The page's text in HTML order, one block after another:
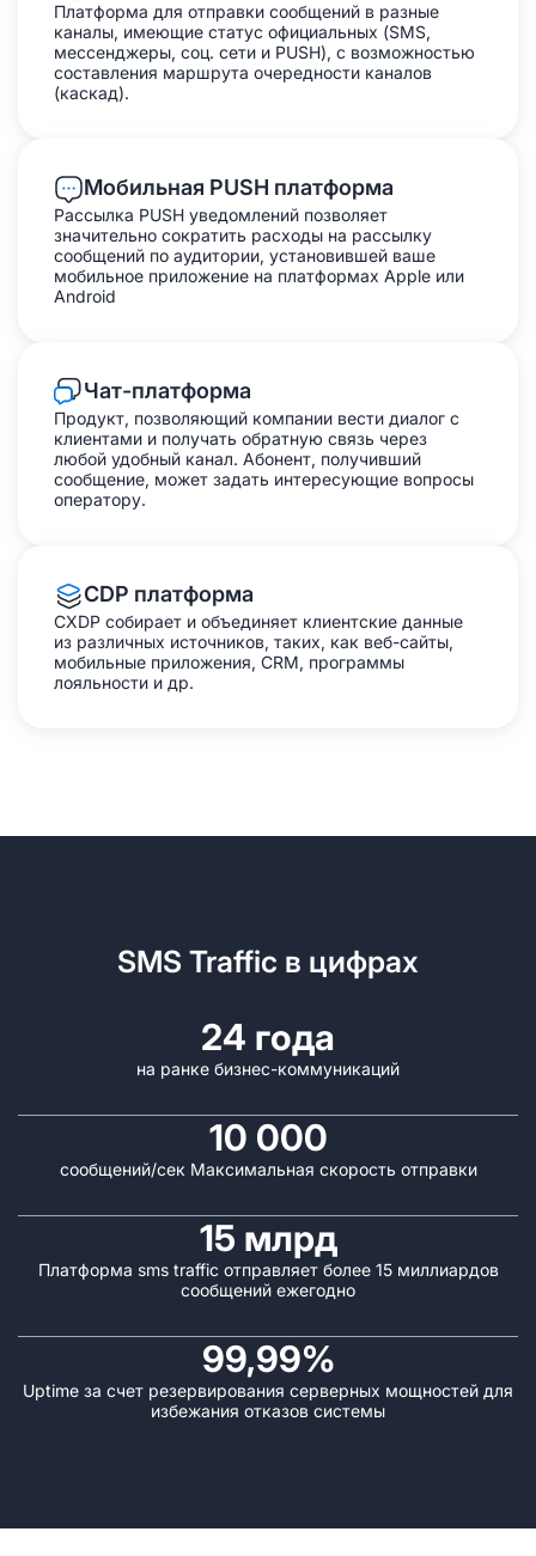
Платформа для отправки сообщений в разные
каналы, имеющие статус официальных (SMS,
мессенджеры, соц. сети и PUSH), с возможностью
составления маршрута очередности каналов
(каскад).
Мобильная PUSH платформа
Рассылка PUSH уведомлений позволяет
значительно сократить расходы на рассылку
сообщений по аудитории, установившей ваше
мобильное приложение на платформах Apple или
Android
Чат-платформа
Продукт, позволяющий компании вести диалог с
клиентами и получать обратную связь через
любой удобный канал. Абонент, получивший
сообщение, может задать интересующие вопросы
оператору.
CDP платформа
CXDP собирает и объединяет клиентские данные
из различных источников, таких, как веб-сайты,
мобильные приложения, CRM, программы
лояльности и др.
SMS Traffic в цифрах
24 года
на ранке бизнес-коммуникаций
10 000
сообщений/сек Максимальная скорость отправки
15 млрд
Платформа sms traffic отправляет более 15 миллиардов
сообщений ежегодно
99,99%
Uptime за счет резервирования серверных мощностей для
избежания отказов системы